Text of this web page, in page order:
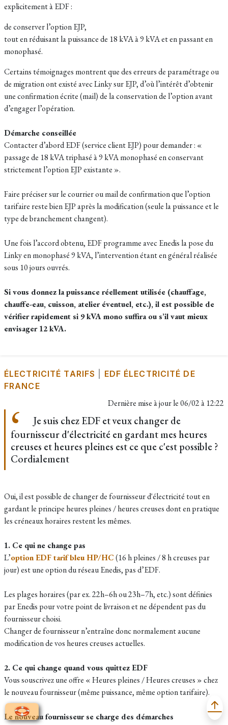
explicitement à EDF :
de conserver l’option EJP,
tout en réduisant la puissance de 18 kVA à 9 kVA et en passant en
monophasé.
Certains témoignages montrent que des erreurs de paramétrage ou
de migration ont existé avec Linky sur EJP, d’où l’intérêt d’obtenir
une confirmation écrite (mail) de la conservation de l’option avant
d’engager l’opération.​
Démarche conseillée
Contacter d’abord EDF (service client EJP) pour demander : «
passage de 18 kVA triphasé à 9 kVA monophasé en conservant
strictement l’option EJP existante ».​
Faire préciser sur le courrier ou mail de confirmation que l’option
tarifaire reste bien EJP après la modification (seule la puissance et le
type de branchement changent).​
Une fois l’accord obtenu, EDF programme avec Enedis la pose du
Linky en monophasé 9 kVA, l’intervention étant en général réalisée
sous 10 jours ouvrés.​
Si vous donnez la puissance réellement utilisée (chauffage,
chauffe-eau, cuisson, atelier éventuel, etc.), il est possible de
vérifier rapidement si 9 kVA mono suffira ou s’il vaut mieux
envisager 12 kVA.
ÉLECTRICITÉ TARIFS
EDF ÉLECTRICITÉ DE
FRANCE
Dernière mise à jour le06/02 à 12:22
Je suis chez EDF et veux changer de
fournisseur d'électricité en gardant mes heures
creuses et heures pleines est ce que c'est possible ?
Cordialement
Oui, il est possible de changer de fournisseur d'électricité tout en
gardant le principe heures pleines / heures creuses dont en pratique
les créneaux horaires restent les mêmes.
1. Ce qui ne change pas
L’option EDF tarif bleu HP/HC(16 h pleines / 8 h creuses par
jour) est une option du réseau Enedis, pas d’EDF.
Les plages horaires (par ex. 22h–6h ou 23h–7h, etc.) sont définies
par Enedis pour votre point de livraison et ne dépendent pas du
fournisseur choisi.
Changer de fournisseur n’entraîne donc normalement aucune
modification de vos heures creuses actuelles.
2. Ce qui change quand vous quittez EDF
Vous souscrivez une offre « Heures pleines / Heures creuses » chez
le nouveau fournisseur (même puissance, même option tarifaire).
Le nouveau fournisseur se charge des démarches